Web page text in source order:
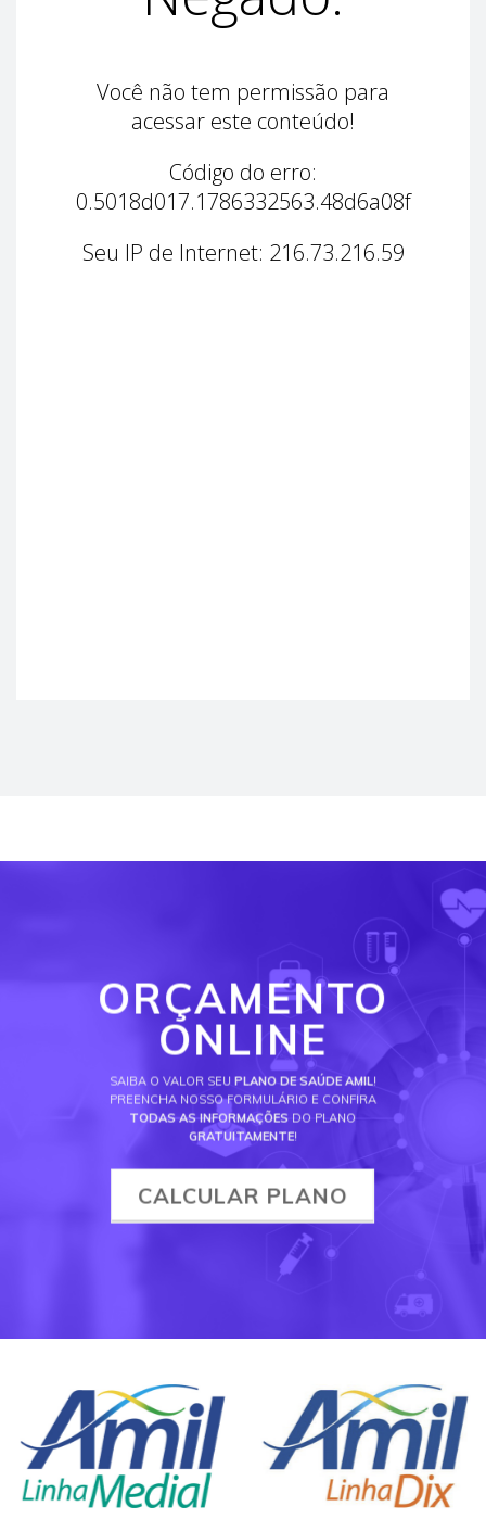
ORÇAMENTO
ONLINE
SAIBA O VALOR SEU PLANO DE SAÚDE AMIL!
PREENCHA NOSSO FORMULÁRIO E CONFIRA
TODAS AS INFORMAÇÕES DO PLANO
GRATUITAMENTE!
CALCULAR PLANO